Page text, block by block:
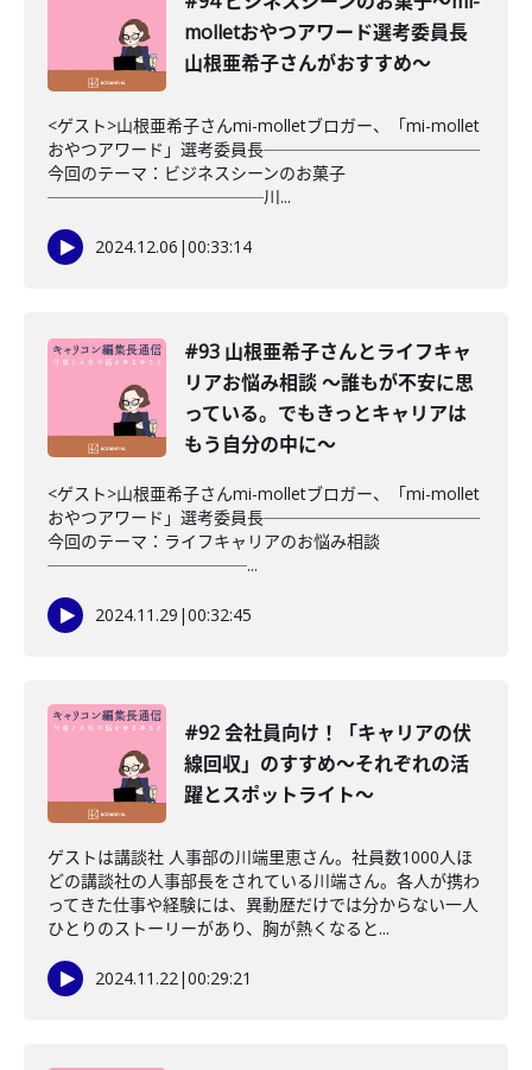
molletおやつアワード選考委員長
山根亜希子さんがおすすめ〜
<ゲスト>山根亜希子さんmi-molletブロガー、「mi-mollet
おやつアワード」選考委員長─────────────
今回のテーマ：ビジネスシーンのお菓子
─────────────川...
2024.12.06 |00:33:14
#93 山根亜希子さんとライフキャ
リアお悩み相談 〜誰もが不安に思
っている。でもきっとキャリアは
もう自分の中に〜
<ゲスト>山根亜希子さんmi-molletブロガー、「mi-mollet
おやつアワード」選考委員長─────────────
今回のテーマ：ライフキャリアのお悩み相談
────────────...
2024.11.29 |00:32:45
#92 会社員向け！「キャリアの伏
線回収」のすすめ〜それぞれの活
躍とスポットライト〜
ゲストは講談社 人事部の川端里恵さん。社員数1000人ほ
どの講談社の人事部長をされている川端さん。各人が携わ
ってきた仕事や経験には、異動歴だけでは分からない一人
ひとりのストーリーがあり、胸が熱くなると...
2024.11.22|00:29:21